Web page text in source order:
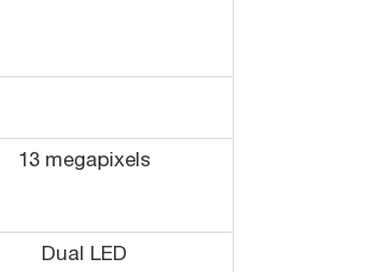
13 megapixels
Dual LED